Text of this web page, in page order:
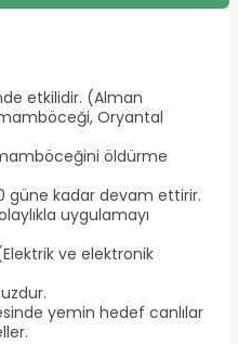
etkilidir. (Alman
Oryantal
öldürme
güne kadar devam ettirir.
uygulamayı
ve elektronik
yemin hedef canlılar